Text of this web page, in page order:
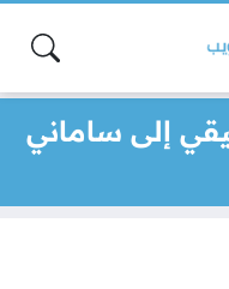
إلى ساماني